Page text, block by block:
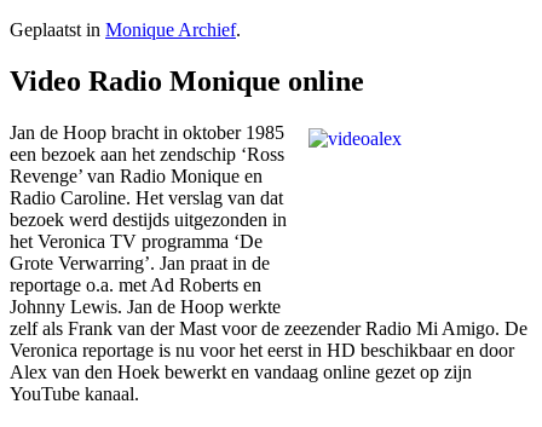
Geplaatst in Monique Archief.
Video Radio Monique online
Jan de Hoop bracht in oktober 1985
een bezoek aan het zendschip ‘Ross
Revenge’ van Radio Monique en
Radio Caroline. Het verslag van dat
bezoek werd destijds uitgezonden in
het Veronica TV programma ‘De
Grote Verwarring’. Jan praat in de
reportage o.a. met Ad Roberts en
Johnny Lewis. Jan de Hoop werkte
zelf als Frank van der Mast voor de zeezender Radio Mi Amigo. De
Veronica reportage is nu voor het eerst in HD beschikbaar en door
Alex van den Hoek bewerkt en vandaag online gezet op zijn
YouTube kanaal.